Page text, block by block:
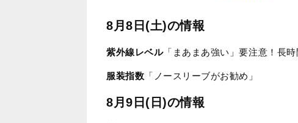
8月8日(土)の情報
紫外線レベル「まあまあ強い」要注意！長時
服装指数 「ノースリーブがお勧め」
8月9日(日)の情報